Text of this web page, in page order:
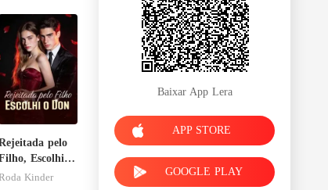
pelo
Escolhi o
Kinder
Baixar App Lera
APP STORE
GOOGLE PLAY